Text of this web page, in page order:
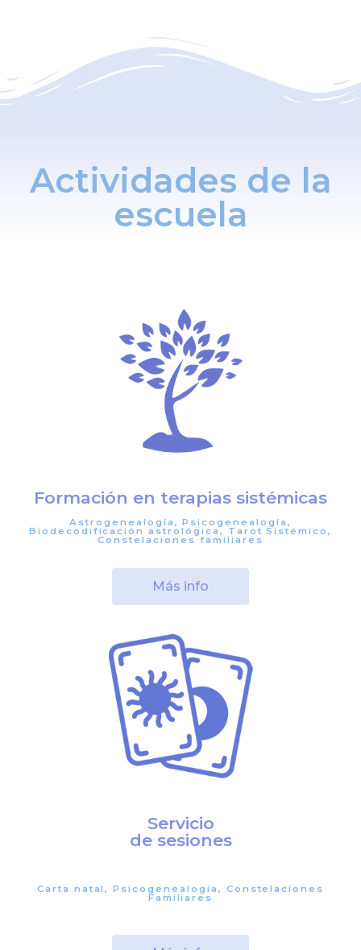
Actividades de la
escuela
Formación en terapias sistémicas
Astrogenealogía, Psicogenealogía,
Biodecodificación astrológica, Tarot Sistémico,
Constelaciones familiares
Más info
Servicio
de sesiones
Carta natal, Psicogenealogía, Constelaciones
Familiares